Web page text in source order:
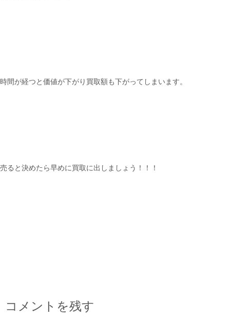
時間が経つと価値が下がり買取額も下がってしまいます。
売ると決めたら早めに買取に出しましょう！！！
コメントを残す